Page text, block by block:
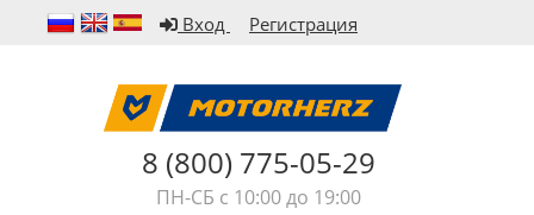
Вход Регистрация
8 (800) 775-05-29
ПН-СБ с 10:00 до 19:00